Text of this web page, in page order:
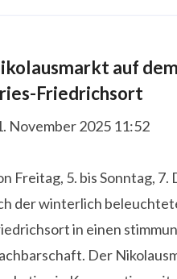
auf
Friedrichsort
November 2025 11:52
Freitag, 5. bis Sonntag,
der winterlich
in einen
Der